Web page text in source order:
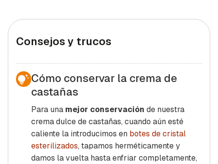
Consejos y trucos
Cómo conservar la crema de
castañas
Para una mejor conservación de nuestra
crema dulce de castañas, cuando aún esté
caliente la introducimos en botes de cristal
esterilizados, tapamos herméticamente y
damos la vuelta hasta enfriar completamente,